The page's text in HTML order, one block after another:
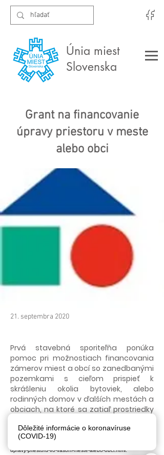
Únia miest
Slovenska
21. septembra 2020
Prvá stavebná sporiteľňa ponúka
pomoc pri možnostiach financovania
zámerov miest a obcí so zanedbanými
pozemkami s cieľom prispieť k
skrášleniu okolia bytoviek, alebo
rodinných domov v ďalších mestách a
obciach, na ktoré sa zatiaľ prostriedky
Viac informácií nájdete na stránke PSS na tomto linku:
upravy-priestoru-vo-vasom-meste-alebo-obci.html.
Grant na financovanie
úpravy priestoru v meste
alebo obci
Dôležité informácie o koronavíruse
(COVID-19)